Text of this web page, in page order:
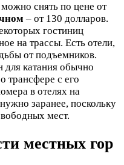
можно снять по цене от
– от 130 долларов.
гостиниц
на трассы. Есть отели,
от подъемников.
для катания обычно
трансфере с его
в отелях на
заранее, поскольку
мест.
местных гор